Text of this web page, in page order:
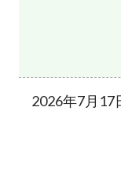
2026年7月17